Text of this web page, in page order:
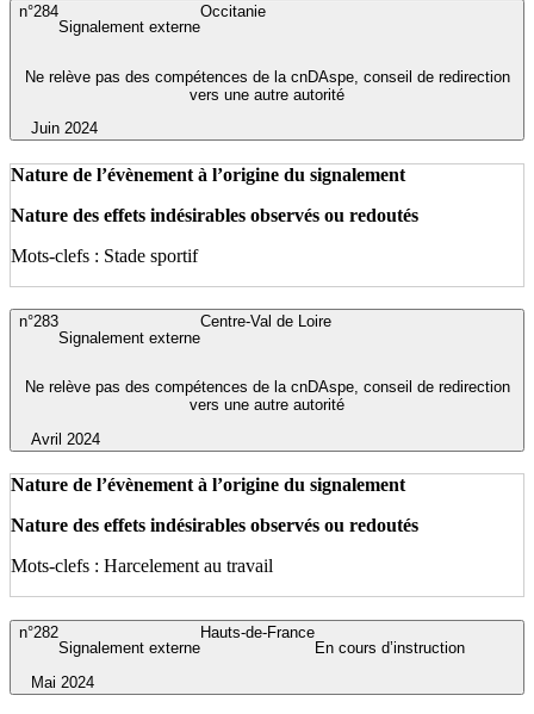
Juin 2024
Ne relève pas des compétences de la cnDAspe, conseil de redirection
vers une autre autorité
Occitanie
Signalement externe
n°284
Nature de l’évènement à l’origine du signalement
Nature des effets indésirables observés ou redoutés
Mots-clefs : Stade sportif
Avril 2024
Ne relève pas des compétences de la cnDAspe, conseil de redirection
vers une autre autorité
Centre-Val de Loire
Signalement externe
n°283
Nature de l’évènement à l’origine du signalement
Nature des effets indésirables observés ou redoutés
Mots-clefs : Harcelement au travail
Mai 2024
En cours d’instruction
Hauts-de-France
Signalement externe
n°282